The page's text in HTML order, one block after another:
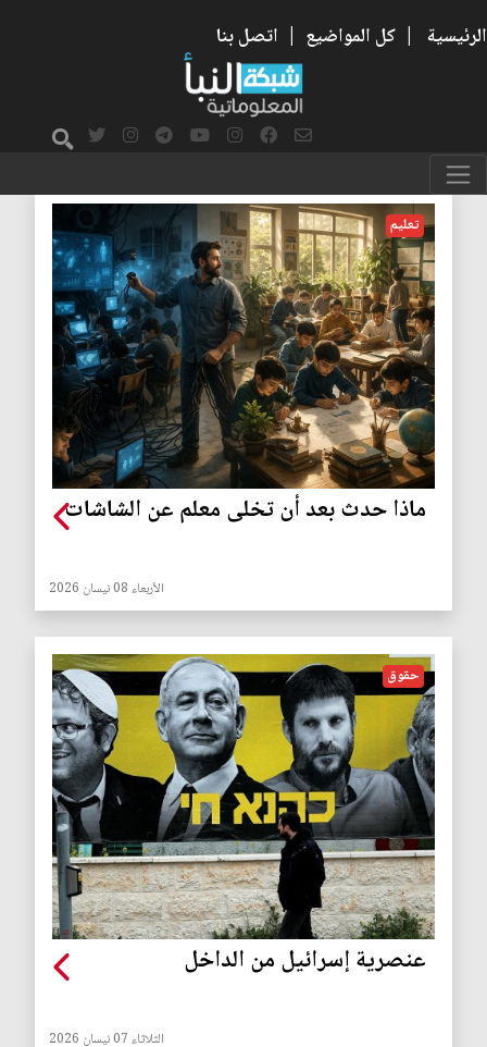
الرئيسية | كل المواضيع | اتصل بنا
تعليم
ماذا حدث بعد أن تخلى معلم عن الشاشات
الأربعاء 08 نيسان 2026
حقوق
عنصرية إسرائيل من الداخل
الثلاثاء 07 نيسان 2026